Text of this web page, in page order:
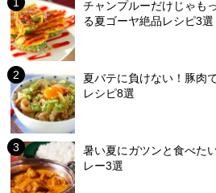
チャンプルーだけじゃも
る夏ゴーヤ絶品レシピ3選
夏バテに負けない！豚肉
レシピ8選
暑い夏にガツンと食べた
レー3選